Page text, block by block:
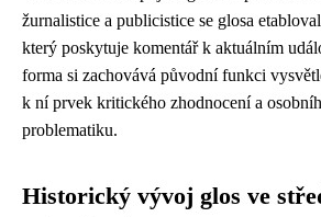
žurnalistice a publicistice se glosa
který poskytuje komentář k aktuálním
forma si zachovává původní funkci
k ní prvek kritického zhodnocení a
problematiku.
Historický vývoj glos ve